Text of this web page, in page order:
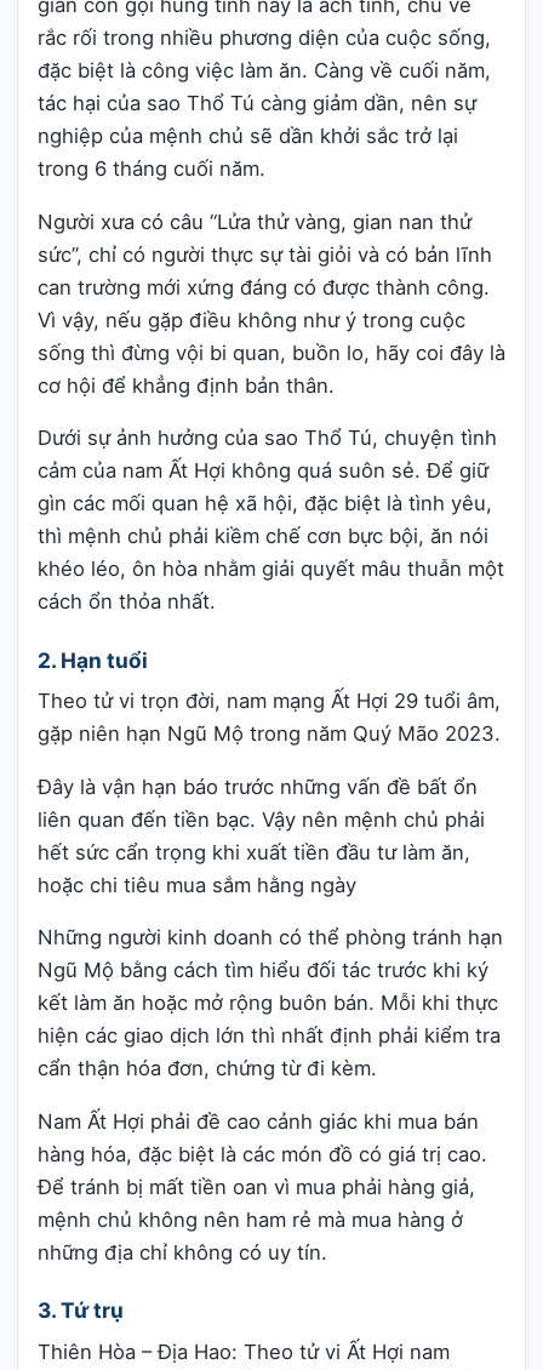
gian còn gọi hung tinh này là ách tinh, chủ về
rắc rối trong nhiều phương diện của cuộc sống,
đặc biệt là công việc làm ăn. Càng về cuối năm,
tác hại của sao Thổ Tú càng giảm dần, nên sự
nghiệp của mệnh chủ sẽ dần khởi sắc trở lại
trong 6 tháng cuối năm.
Người xưa có câu “Lửa thử vàng, gian nan thử
sức”, chỉ có người thực sự tài giỏi và có bản lĩnh
can trường mới xứng đáng có được thành công.
Vì vậy, nếu gặp điều không như ý trong cuộc
sống thì đừng vội bi quan, buồn lo, hãy coi đây là
cơ hội để khẳng định bản thân.
Dưới sự ảnh hưởng của sao Thổ Tú, chuyện tình
cảm của nam Ất Hợi không quá suôn sẻ. Để giữ
gìn các mối quan hệ xã hội, đặc biệt là tình yêu,
thì mệnh chủ phải kiềm chế cơn bực bội, ăn nói
khéo léo, ôn hòa nhằm giải quyết mâu thuẫn một
cách ổn thỏa nhất.
2. Hạn tuổi
Theo tử vi trọn đời, nam mạng Ất Hợi 29 tuổi âm,
gặp niên hạn Ngũ Mộ trong năm Quý Mão 2023.
Đây là vận hạn báo trước những vấn đề bất ổn
liên quan đến tiền bạc. Vậy nên mệnh chủ phải
hết sức cẩn trọng khi xuất tiền đầu tư làm ăn,
hoặc chi tiêu mua sắm hằng ngày
Những người kinh doanh có thể phòng tránh hạn
Ngũ Mộ bằng cách tìm hiểu đối tác trước khi ký
kết làm ăn hoặc mở rộng buôn bán. Mỗi khi thực
hiện các giao dịch lớn thì nhất định phải kiểm tra
cẩn thận hóa đơn, chứng từ đi kèm.
Nam Ất Hợi phải đề cao cảnh giác khi mua bán
hàng hóa, đặc biệt là các món đồ có giá trị cao.
Để tránh bị mất tiền oan vì mua phải hàng giả,
mệnh chủ không nên ham rẻ mà mua hàng ở
những địa chỉ không có uy tín.
3. Tứ trụ
Thiên Hòa – Địa Hao: Theo tử vi Ất Hợi nam